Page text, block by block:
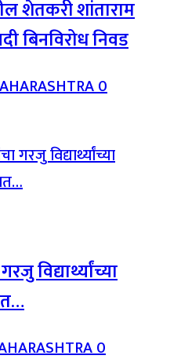
शेतकरी शांताराम
बिनविरोध निवड
0
विद्यार्थ्यांच्या
0